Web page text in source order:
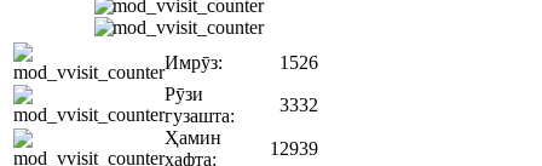
Имрӯз:
1526
Рӯзи
гузашта:
3332
Ҳамин
ҳафта:
12939